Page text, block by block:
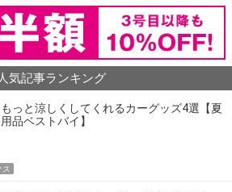
気記事ランキング
っと涼しくしてくれるカーグッズ4選【夏
品ベストバイ】
ス